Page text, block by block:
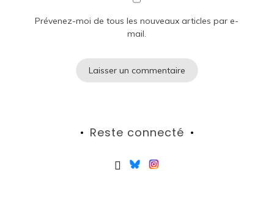
Prévenez-moi de tous les nouveaux articles par e-
mail.
Reste connecté